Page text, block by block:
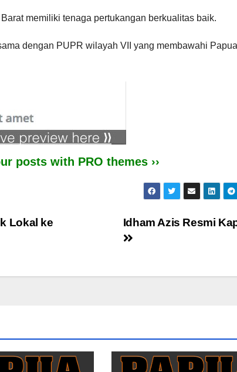
memiliki tenaga pertukangan berkualitas baik.
dengan PUPR wilayah VII yang membawahi
posts with PRO themes ››
Idham Azis Resmi
Lokal ke